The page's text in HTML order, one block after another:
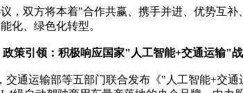
，双方将本着"合作共赢、携手并进、优势互
化、绿色化转型。
政策引领：积极响应国家"人工智能+交通运输"
通运输部等五部门联合发布《"人工智能+交